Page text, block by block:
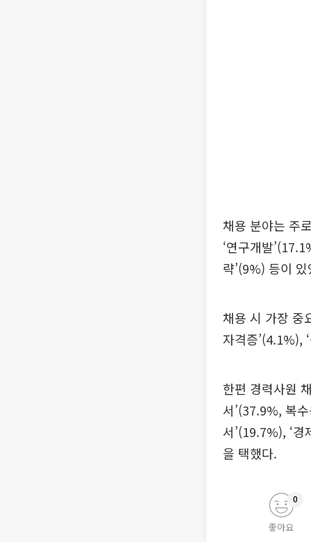
채용 분야는 주
‘연구개발
략’(9%) 등이
채용 시 가장 중
자격증’(4.1%),
한편 경력사원
서’(37.9%, 복
서’(19.7%), ‘
을 택했다.
좋아요
0